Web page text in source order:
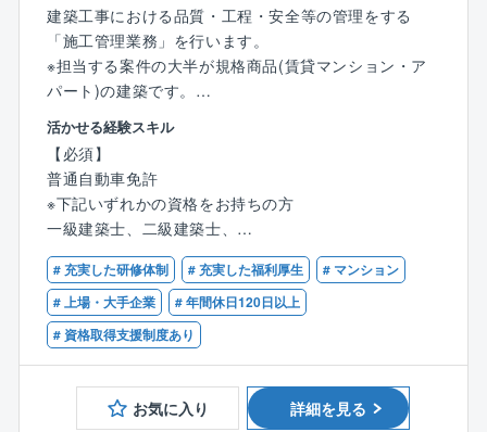
■徹底したDX化
独自の現場管理システムを導入。
アナログな進捗確認や報告業務を効率化し、現場管理
のクオリティを最大化できる環境です。
■強固なパートナーシップ
登録業者は約3,000社。
同社の工法や基準を熟知したプロ集団との連携によ
り、指示出しや調整がスムーズ。無駄な摩擦がありま
せん。
■分譲ならではのスピード感
効率的な工程管理のノウハウが蓄積されており、数多
くの現場をリードしながら「地図に残る仕事」を積み
上げられます。
建築工事における品質・工程・安全等の管理をする
「施工管理業務」を行います。
※担当する案件の大半が規格商品(賃貸マンション・ア
パート)の建築です。
【具体的には】
▼担当する案件
◎自社開発の賃貸マンション・アパート
※規格商品の建築が大半の為、経験を積む事で効率的に
業務を進められるようになります。
▼仕事の詳細
安全や品質、工程の管理をお任せします。
同社独自のシステムとしてタブレット(ipad)で業務を支
援しスムーズに仕事を進められる環境を整えていま
す。
活かせる経験スキル
【必須】
普通自動車免許
※下記いずれかの資格をお持ちの方
一級建築士、二級建築士、
1級建築施工管理技士、2級建築施工管理技士
# 充実した研修体制 # 充実した福利厚生
# マンション
# 上場・大手企業
# 年間休日120日以上
# 資格取得支援制度あり
お気に入り 詳細を見る